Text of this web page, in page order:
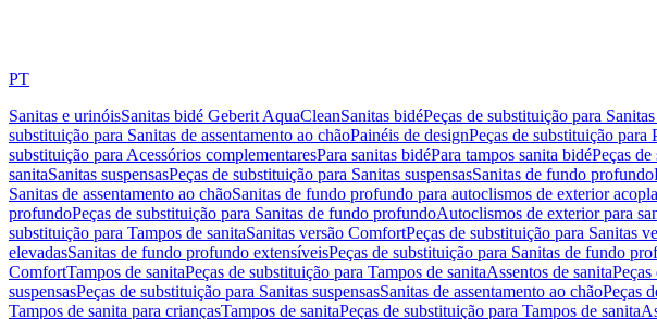
PT
Sanitas e urinóisSanitas bidé Geberit AquaCleanSanitas bidéPeças de substituição para
substituição para Sanitas de assentamento ao chãoPainéis de designPeças de substituição para
substituição para Acessórios complementaresPara sanitas bidéPara tampos sanita bidéPeças
sanitaSanitas suspensasPeças de substituição para Sanitas suspensasSanitas de fundo profundo
Sanitas de assentamento ao chãoSanitas de fundo profundo para autoclismos de exterior
profundoPeças de substituição para Sanitas de fundo profundoAutoclismos de exterior para
substituição para Tampos de sanitaSanitas versão ComfortPeças de substituição para Sanitas
elevadasSanitas de fundo profundo extensíveisPeças de substituição para Sanitas de fundo
ComfortTampos de sanitaPeças de substituição para Tampos de sanitaAssentos de sanita
suspensasPeças de substituição para Sanitas suspensasSanitas de assentamento ao chãoPeças
Tampos de sanita para criançasTampos de sanitaPeças de substituição para Tampos de sanita